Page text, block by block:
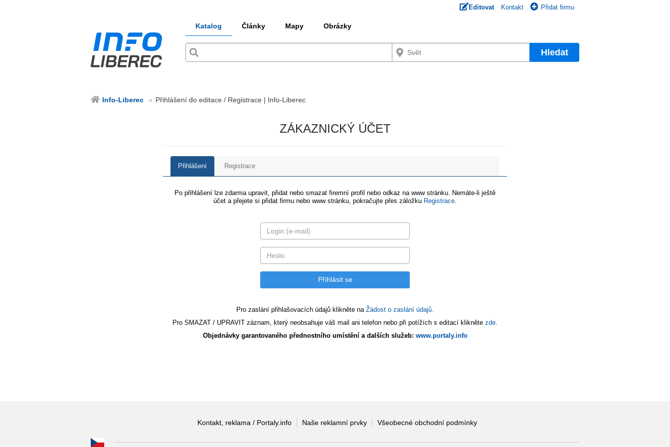
Editovat Kontakt Přidat firmu
Katalog Články Mapy Obrázky
Hledat
Info-Liberec Přihlášení do editace / Registrace | Info-Liberec
ZÁKAZNICKÝ ÚČET
Přihlášení Registrace
Po přihlášení lze zdarma upravit, přidat nebo smazat firemní profil nebo odkaz na www stránku. Nemáte-li ještě
účet a přejete si přidat firmu nebo www stránku, pokračujte přes záložku Registrace
Pro zaslání přihlašovacích údajů klikněte na Žádost o zaslání údajů.
Pro SMAZAT / UPRAVIT záznam, který neobsahuje váš mail ani telefon nebo při potížích s editací klikněte zde
Objednávky garantovaného přednostního umístění a dalších služeb: www.portaly.info
Kontakt, reklama / Portaly.info Naše reklamní prvky Všeobecné obchodní podmínky